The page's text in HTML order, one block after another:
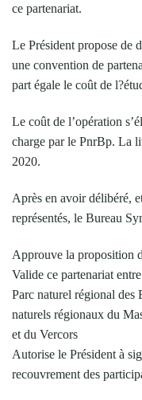
ce partenariat.
Le Président propose de
une convention de
part égale le coût de
Le coût de l’opération
charge par le PnrBp. La
2020.
Après en avoir délibéré,
représentés, le Bureau
Approuve la proposition
Valide ce partenariat
Parc naturel régional des
naturels régionaux du
et du Vercors
Autorise le Président à
recouvrement des